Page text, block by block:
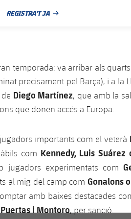
REGISTRA'T JA
DATA DE PUBLICACIÓ
temporada: va arribar als
precisament pel Barça), i a la
Diego Martínez, que amb la
que donen accés a Europa.
importants com el veterà
com Kennedy, Luis
jugadors experimentats com
al mig del camp com Gonalons
amb baixes destacades
Puertas i Montoro, per sanció.